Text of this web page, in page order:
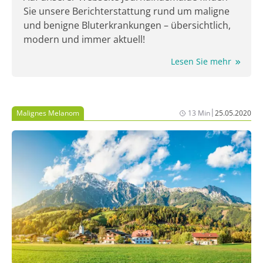
Sie unsere Berichterstattung rund um maligne
und benigne Bluterkrankungen – übersichtlich,
modern und immer aktuell!
Lesen Sie mehr
Malignes Melanom 13 Min|25.05.2020